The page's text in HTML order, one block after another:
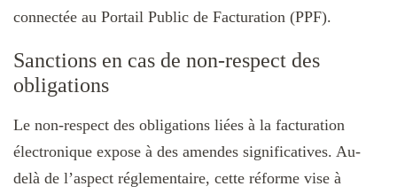
connectée au Portail Public de Facturation (PPF).
Sanctions en cas de non-respect des
obligations
Le non-respect des obligations liées à la facturation
électronique expose à des amendes significatives. Au-
delà de l’aspect réglementaire, cette réforme vise à